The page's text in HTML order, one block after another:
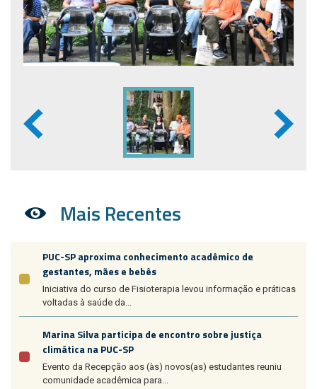
Mais Recentes
PUC-SP aproxima conhecimento acadêmico de
gestantes, mães e bebês
Iniciativa do curso de Fisioterapia levou informação e práticas
voltadas à saúde da...
Marina Silva participa de encontro sobre justiça
climática na PUC-SP
Evento da Recepção aos (às) novos(as) estudantes reuniu
comunidade acadêmica para...